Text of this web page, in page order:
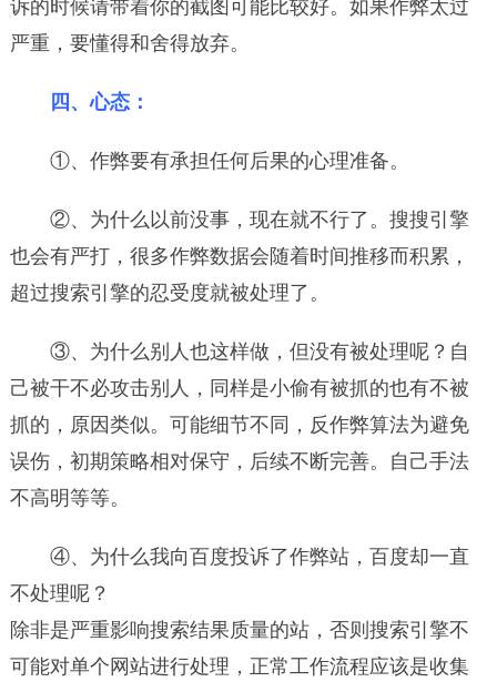
诉的时候请带着你的截图可能比较好。如果作弊太过
严重，要懂得和舍得放弃。
四、心态：
①、作弊要有承担任何后果的心理准备。
②、为什么以前没事，现在就不行了。搜搜引擎
也会有严打，很多作弊数据会随着时间推移而积累，
超过搜索引擎的忍受度就被处理了。
③、为什么别人也这样做，但没有被处理呢？自
己被干不必攻击别人，同样是小偷有被抓的也有不被
抓的，原因类似。可能细节不同，反作弊算法为避免
误伤，初期策略相对保守，后续不断完善。自己手法
不高明等等。
④、为什么我向百度投诉了作弊站，百度却一直
不处理呢？
除非是严重影响搜索结果质量的站，否则搜索引擎不
可能对单个网站进行处理，正常工作流程应该是收集